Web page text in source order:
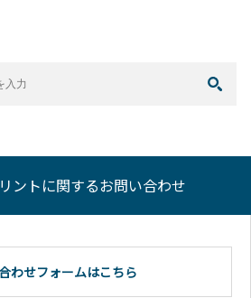
ントに関するお問い合わせ
わせフォームはこちら